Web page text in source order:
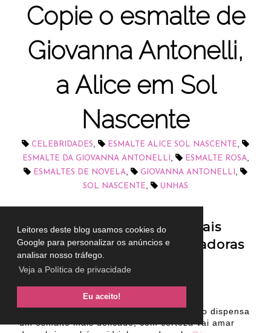
Leitores deste blog usamos cookies do
Google para personalizar os anúncios e
analisar nosso tráfego.
Veja a Política de privacidade
Eu aceito!
Copie o esmalte de
Giovanna Antonelli,
a Alice em Sol
Nascente
CELEBRIDADES ESMALTE ALICE SOL NASCENTE
ESMALTE DA GIOVANNA ANTONELLI ESMALTE ROSA
ESMALTES DE NOVELA GIOVANNA ANTONELLI
SOL NASCENTE UNHAS
Conheça o vidrinho mais
desejado pelas telespectadoras
da novela das 6.
Olá, Estrelas! Se você é daquelas que não dispensa
um esmalte mais delicado, com certeza vai amar